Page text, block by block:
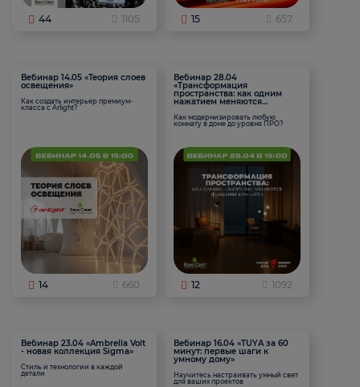
44 1105 15 657
Вебинар 14.05 «Теория слоев
освещения»
Как создать интерьер премиум-
класса с Arlight?
14 660
Вебинар 28.04
«Трансформация
пространства: как одним
нажатием меняются
Как модернизировать любую
комнату в доме до уровня ПРО?
12 1092
Вебинар 23.04 «Ambrella Volt
- новая коллекция Sigma»
Стиль и технологии в каждой
детали
Вебинар 16.04 «TUYA за 60
минут: первые шаги к
умному дому»
Научитесь настраивать умный свет
для ваших проектов